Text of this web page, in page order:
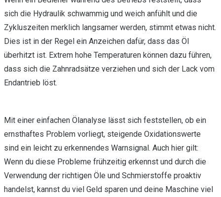
sich die Hydraulik schwammig und weich anfühlt und die
Zykluszeiten merklich langsamer werden, stimmt etwas nicht.
Dies ist in der Regel ein Anzeichen dafür, dass das Öl
überhitzt ist. Extrem hohe Temperaturen können dazu führen,
dass sich die Zahnradsätze verziehen und sich der Lack vom
Endantrieb löst.
Mit einer einfachen Ölanalyse lässt sich feststellen, ob ein
ernsthaftes Problem vorliegt, steigende Oxidationswerte
sind ein leicht zu erkennendes Warnsignal. Auch hier gilt:
Wenn du diese Probleme frühzeitig erkennst und durch die
Verwendung der richtigen Öle und Schmierstoffe proaktiv
handelst, kannst du viel Geld sparen und deine Maschine viel